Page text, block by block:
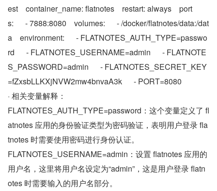
est    container_name: flatnotes    restart: always    port
s:      - 7888:8080    volumes:      - /docker/flatnotes/data:/dat
a    environment:      - FLATNOTES_AUTH_TYPE=passwo
rd      - FLATNOTES_USERNAME=admin      - FLATNOTE
S_PASSWORD=admin      - FLATNOTES_SECRET_KEY
=fZxsbLLKXjNVW2mw4bnvaA3k      - PORT=8080
· 相关变量解释：
FLATNOTES_AUTH_TYPE=password：这个变量定义了 fl
atnotes 应用的身份验证类型为密码验证，表明用户登录 fla
tnotes 时需要使用密码进行身份认证。
FLATNOTES_USERNAME=admin：设置 flatnotes 应用的
用户名，这里将用户名设定为“admin”，这是用户登录 flatn
otes 时需要输入的用户名部分。